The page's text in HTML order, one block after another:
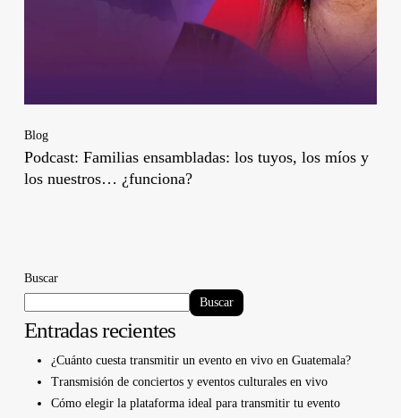
Blog
Podcast: Familias ensambladas: los tuyos, los míos y
los nuestros… ¿funciona?
Buscar
Buscar
Entradas recientes
¿Cuánto cuesta transmitir un evento en vivo en Guatemala?
Transmisión de conciertos y eventos culturales en vivo
Cómo elegir la plataforma ideal para transmitir tu evento